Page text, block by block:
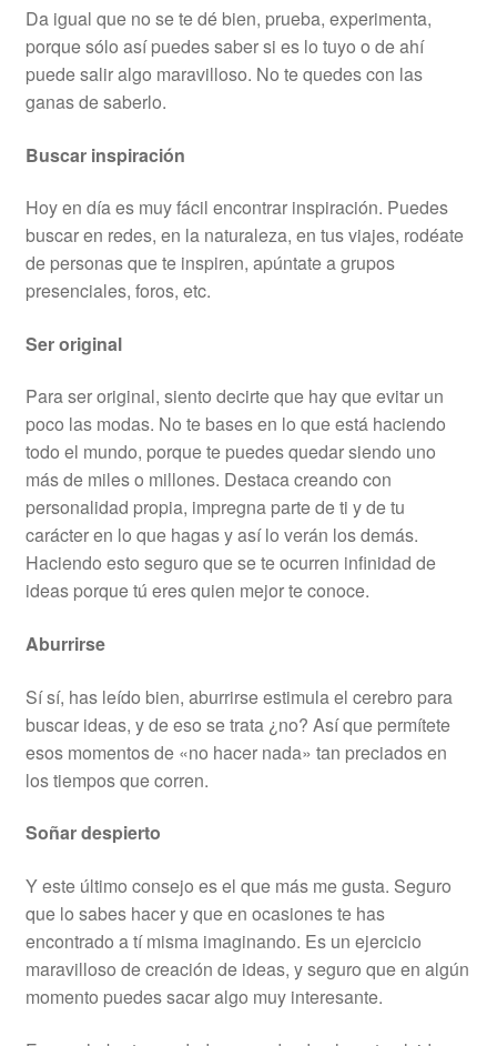
Da igual que no se te dé bien, prueba, experimenta,
porque sólo así puedes saber si es lo tuyo o de ahí
puede salir algo maravilloso. No te quedes con las
ganas de saberlo.
Buscar inspiración
Hoy en día es muy fácil encontrar inspiración. Puedes
buscar en redes, en la naturaleza, en tus viajes, rodéate
de personas que te inspiren, apúntate a grupos
presenciales, foros, etc.
Ser original
Para ser original, siento decirte que hay que evitar un
poco las modas. No te bases en lo que está haciendo
todo el mundo, porque te puedes quedar siendo uno
más de miles o millones. Destaca creando con
personalidad propia, impregna parte de ti y de tu
carácter en lo que hagas y así lo verán los demás.
Haciendo esto seguro que se te ocurren infinidad de
ideas porque tú eres quien mejor te conoce.
Aburrirse
Sí sí, has leído bien, aburrirse estimula el cerebro para
buscar ideas, y de eso se trata ¿no? Así que permítete
esos momentos de «no hacer nada» tan preciados en
los tiempos que corren.
Soñar despierto
Y este último consejo es el que más me gusta. Seguro
que lo sabes hacer y que en ocasiones te has
encontrado a tí misma imaginando. Es un ejercicio
maravilloso de creación de ideas, y seguro que en algún
momento puedes sacar algo muy interesante.